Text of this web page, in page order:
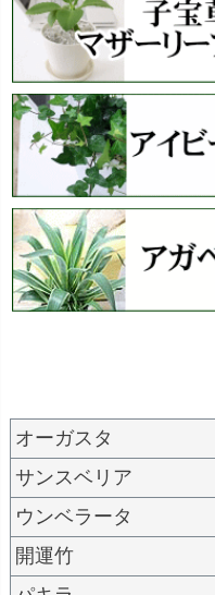
オーガスタ
サンスベリア
ウンベラータ
開運竹